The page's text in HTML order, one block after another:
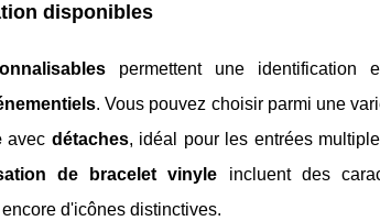
disponibles
permettent une identification
. Vous pouvez choisir parmi une
avec détaches, idéal pour les entrées
de bracelet vinyle incluent des
d'icônes distinctives.